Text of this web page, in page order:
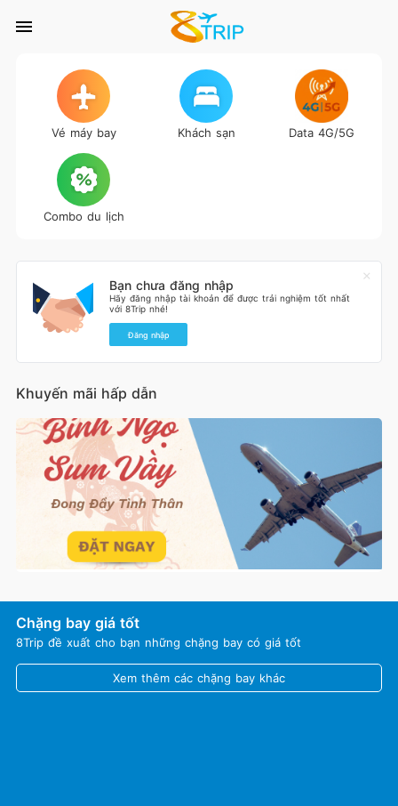
Vé máy bay Khách sạn Data 4G/5G
Combo du lịch
Bạn chưa đăng nhập
Hãy đăng nhập tài khoản để được trải nghiệm tốt nhất
với 8Trip nhé!
Đăng nhập
Khuyến mãi hấp dẫn
Chặng bay giá tốt
8Trip đề xuất cho bạn những chặng bay có giá tốt
Xem thêm các chặng bay khác